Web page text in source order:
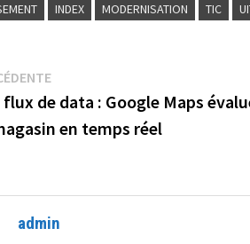
INDEX MODERNISATION TIC
Publication
précédente :
de data : Google Maps
en temps réel
admin